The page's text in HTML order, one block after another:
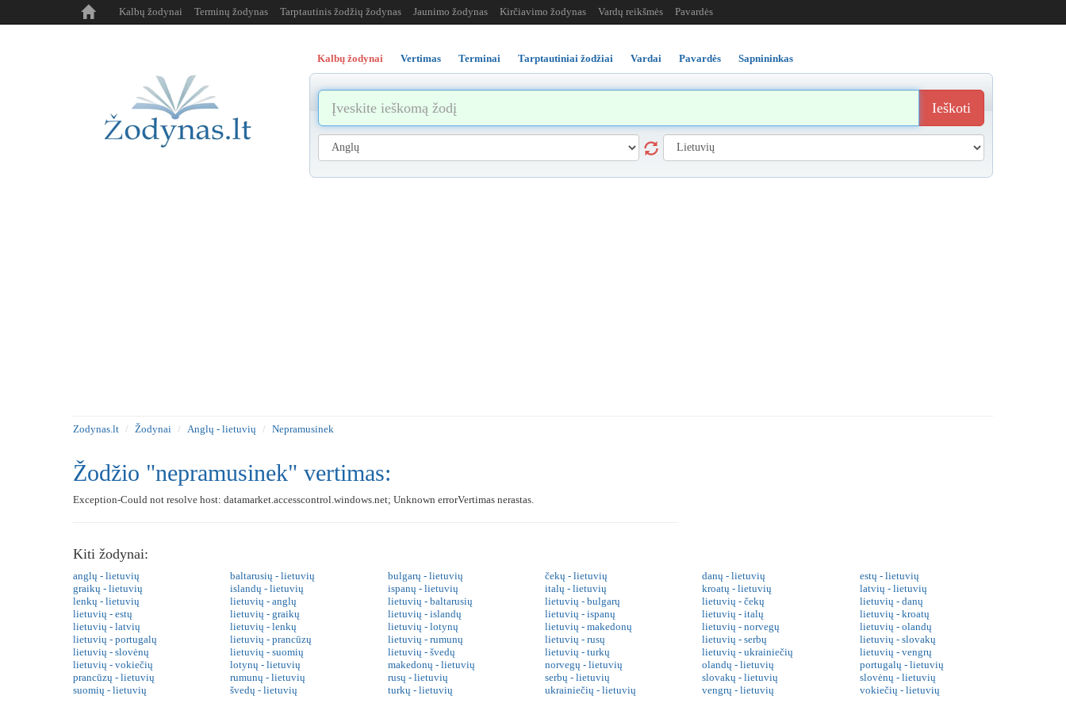
Kalbų žodynai Terminų žodynas Tarptautinis žodžių žodynas Jaunimo žodynas Kirčiavimo žodynas Vardų reikšmės Pavardės
Kalbų žodynai Vertimas Terminai Tarptautiniai žodžiai Vardai Pavardės Sapnininkas
Ieškoti
Zodynas.lt Žodynai Anglų - lietuvių Nepramusinek
Žodžio "nepramusinek" vertimas:
Exception-Could not resolve host: datamarket.accesscontrol.windows.net; Unknown errorVertimas nerastas.
Kiti žodynai:
anglų - lietuvių baltarusių - lietuvių bulgarų - lietuvių čekų - lietuvių danų - lietuvių
estų - lietuvių
graikų - lietuvių
islandų - lietuvių ispanų - lietuvių italų - lietuvių kroatų - lietuvių
latvių - lietuvių
lenkų - lietuvių
lietuvių - anglų lietuvių - baltarusių lietuvių - bulgarų lietuvių - čekų
lietuvių - danų
lietuvių - estų
lietuvių - graikų lietuvių - islandų lietuvių - ispanų lietuvių - italų
lietuvių - kroatų
lietuvių - latvių
lietuvių - lenkų lietuvių - lotynų lietuvių - makedonų lietuvių - norvegų
lietuvių - olandų
lietuvių - portugalų
lietuvių - prancūzų lietuvių - rumunų lietuvių - rusų lietuvių - serbų
lietuvių - slovakų
lietuvių - slovėnų
lietuvių - suomių lietuvių - švedų lietuvių - turkų lietuvių - ukrainiečių
lietuvių - vengrų
lietuvių - vokiečių
lotynų - lietuvių makedonų - lietuvių norvegų - lietuvių olandų - lietuvių
portugalų - lietuvių
prancūzų - lietuvių
rumunų - lietuvių rusų - lietuvių serbų - lietuvių slovakų - lietuvių
slovėnų - lietuvių
suomių - lietuvių
švedų - lietuvių turkų - lietuvių ukrainiečių - lietuvių vengrų - lietuvių vokiečių - lietuvių